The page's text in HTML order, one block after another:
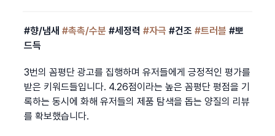
#향/냄새 #촉촉/수분 #세정력 #자극 #건조 #트러블 #뽀
드득
3번의 꼼평단 광고를 집행하며 유저들에게 긍정적인 평가를
받은 키워드들입니다. 4.26점이라는 높은 꼼평단 평점을 기
록하는 동시에 화해 유저들의 제품 탐색을 돕는 양질의 리뷰
를 확보했습니다.